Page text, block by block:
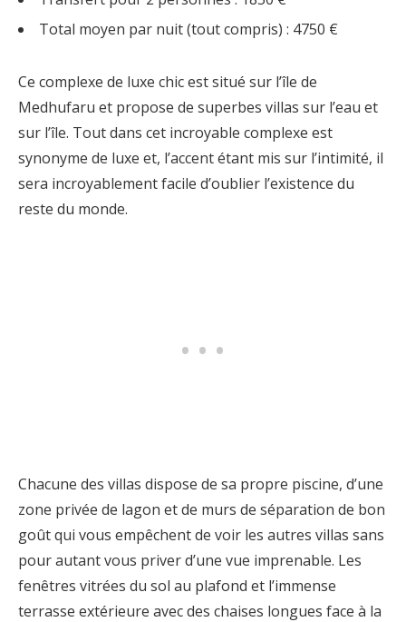
Total moyen par nuit (tout compris) : 4750 €
Ce complexe de luxe chic est situé sur l’île de
Medhufaru et propose de superbes villas sur l’eau et
sur l’île. Tout dans cet incroyable complexe est
synonyme de luxe et, l’accent étant mis sur l’intimité, il
sera incroyablement facile d’oublier l’existence du
reste du monde.
Chacune des villas dispose de sa propre piscine, d’une
zone privée de lagon et de murs de séparation de bon
goût qui vous empêchent de voir les autres villas sans
pour autant vous priver d’une vue imprenable. Les
fenêtres vitrées du sol au plafond et l’immense
terrasse extérieure avec des chaises longues face à la